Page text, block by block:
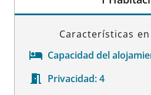
Características
Capacidad del
Privacidad:4